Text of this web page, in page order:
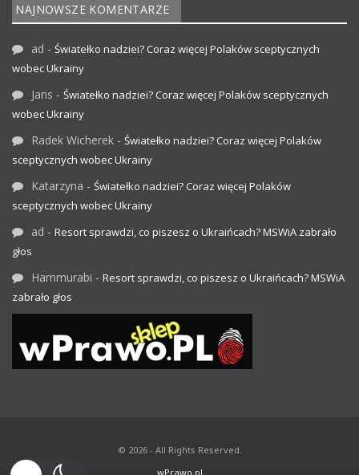
NAJNOWSZE KOMENTARZE
ad - Światełko nadziei? Coraz więcej Polaków sceptycznych
wobec Ukrainy
Jans - Światełko nadziei? Coraz więcej Polaków sceptycznych
wobec Ukrainy
Radek Wicherek - Światełko nadziei? Coraz więcej Polaków
sceptycznych wobec Ukrainy
Katarzyna - Światełko nadziei? Coraz więcej Polaków
sceptycznych wobec Ukrainy
ad - Resort sprawdzi, co piszesz o Ukraińcach? MSWiA zabrało
głos
Hammurabi - Resort sprawdzi, co piszesz o Ukraińcach? MSWiA
zabrało głos
© 2026 - All Rights Reserved.
wPrawo.pl